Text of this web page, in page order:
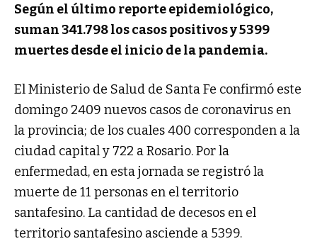
Según el último reporte epidemiológico,
suman 341.798 los casos positivos y 5399
muertes desde el inicio de la pandemia.
El Ministerio de Salud de Santa Fe confirmó este
domingo 2409 nuevos casos de coronavirus en
la provincia; de los cuales 400 corresponden a la
ciudad capital y 722 a Rosario. Por la
enfermedad, en esta jornada se registró la
muerte de 11 personas en el territorio
santafesino. La cantidad de decesos en el
territorio santafesino asciende a 5399.